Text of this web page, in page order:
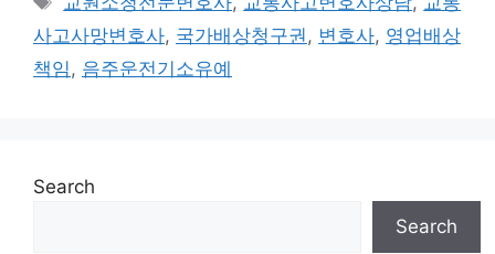
사고사망변호사, 국가배상청구권 , 변호사, 영업배상
책임 , 음주운전기소유예
Search
Search